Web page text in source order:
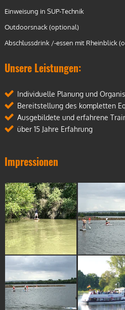
Einweisung in SUP-Technik
Outdoorsnack (optional)
Abschlussdrink /-essen mit Rheinblick
Unsere Leistungen:
Individuelle Planung und
Bereitstellung des kompletten
Ausgebildete und erfahrene
über 15 Jahre Erfahrung
Impressionen